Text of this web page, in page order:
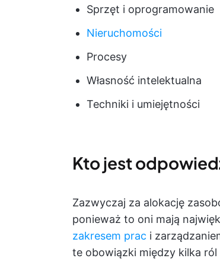
Sprzęt i oprogramowanie
Nieruchomości
Procesy
Własność intelektualna
Techniki i umiejętności
Kto jest
Zazwyczaj za alokację
ponieważ to oni mają
zakresem prac i
te obowiązki między kilka ról